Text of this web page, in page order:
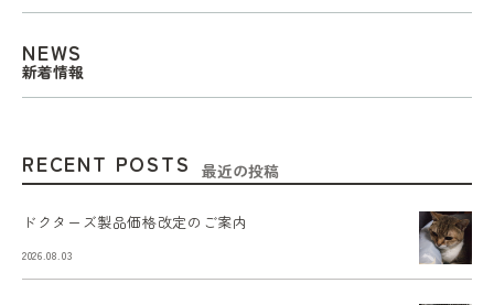
NEWS
新着情報
RECENT POSTS 最近の投稿
ドクターズ製品価格改定のご案内
2026.08.03